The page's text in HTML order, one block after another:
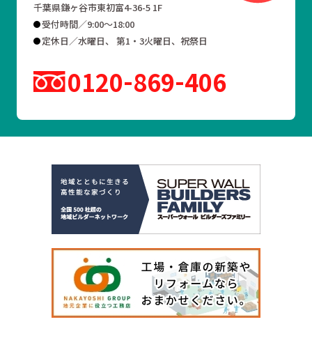
千葉県鎌ヶ谷市東初富4-36-5 1F
受付時間／9:00～18:00
定休日／水曜日、 第1・3火曜日、祝祭日
0120 869 406